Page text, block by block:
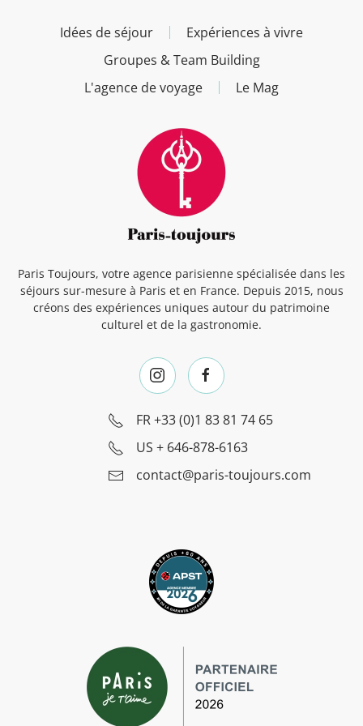
Idées de séjour
Expériences à vivre
Groupes & Team Building
L'agence de voyage
Le Mag
Paris Toujours, votre agence parisienne spécialisée dans les
séjours sur-mesure à Paris et en France. Depuis 2015, nous
créons des expériences uniques autour du patrimoine
culturel et de la gastronomie.
FR+33 (0)1 83 81 74 65
US + 646-878-6163
contact@paris-toujours.com